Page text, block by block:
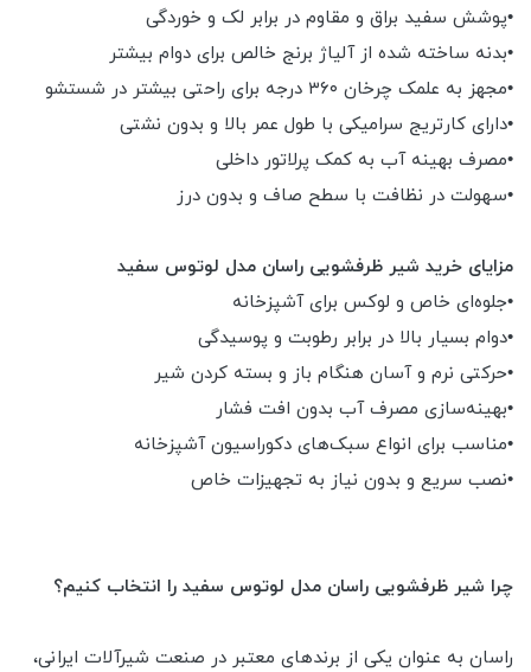
•پوشش سفید براق و مقاوم در برابر لک و خوردگی
•بدنه ساخته شده از آلیاژ برنج خالص برای دوام بیشتر
•مجهز به علمک چرخان ۳۶۰ درجه برای راحتی بیشتر در شستشو
•دارای کارتریج سرامیکی با طول عمر بالا و بدون نشتی
•مصرف بهینه آب به کمک پرلاتور داخلی
•سهولت در نظافت با سطح صاف و بدون درز
مزایای خرید شیر ظرفشویی راسان مدل لوتوس سفید
•جلوه‌ای خاص و لوکس برای آشپزخانه
•دوام بسیار بالا در برابر رطوبت و پوسیدگی
•حرکتی نرم و آسان هنگام باز و بسته کردن شیر
•بهینه‌سازی مصرف آب بدون افت فشار
•مناسب برای انواع سبک‌های دکوراسیون آشپزخانه
•نصب سریع و بدون نیاز به تجهیزات خاص
چرا شیر ظرفشویی راسان مدل لوتوس سفید را انتخاب کنیم؟
راسان به عنوان یکی از برندهای معتبر در صنعت شیرآلات ایرانی،